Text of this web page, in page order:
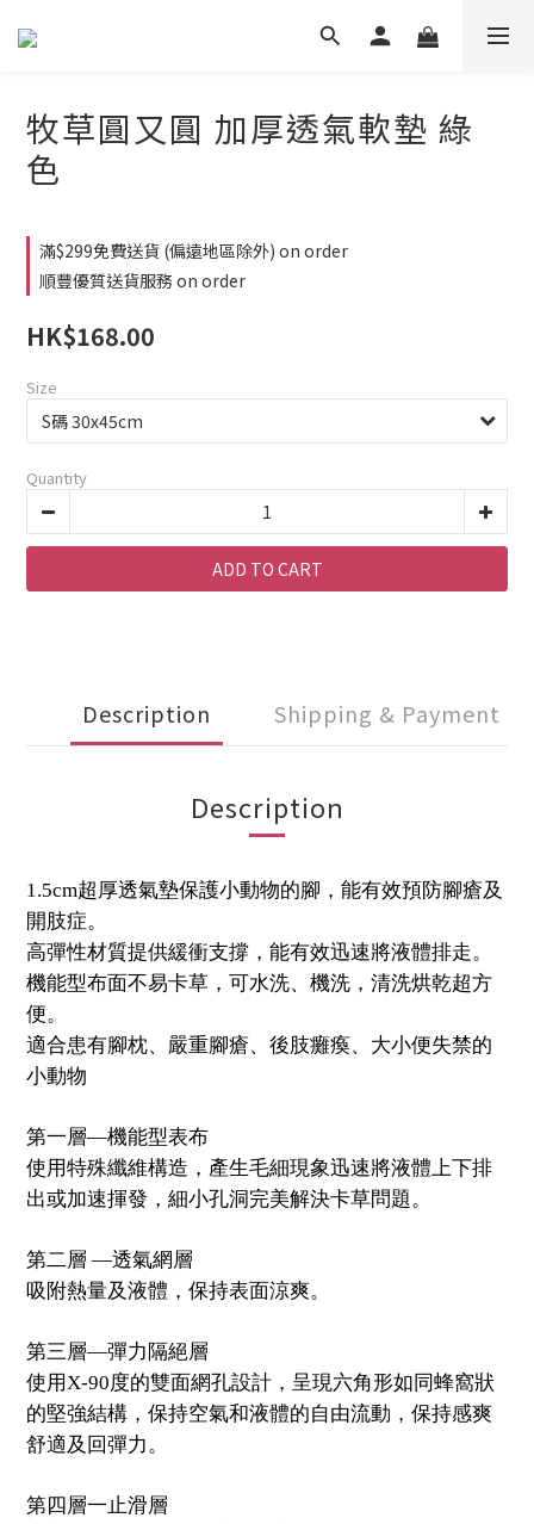
牧草圓又圓 加厚透氣軟墊 綠
色
滿$299免費送貨 (偏遠地區除外) on order
順豐優質送貨服務 on order
HK$168.00
Size
Quantity
ADD TO CART
Description Shipping & Payment
Description
1.5cm超厚透氣墊保護小動物的腳，能有效預防腳瘡及
開肢症。
高彈性材質提供緩衝支撐，能有效迅速將液體排走。
機能型布面不易卡草，可水洗、機洗，清洗烘乾超方
便。
適合患有腳枕、嚴重腳瘡、後肢癱瘓、大小便失禁的
小動物
第一層—機能型表布
使用特殊纖維構造，產生毛細現象迅速將液體上下排
出或加速揮發，細小孔洞完美解決卡草問題。
第二層 —透氣網層
吸附熱量及液體，保持表面涼爽。
第三層—彈力隔絕層
使用X-90度的雙面網孔設計，呈現六角形如同蜂窩狀
的堅強結構，保持空氣和液體的自由流動，保持感爽
舒適及回彈力。
第四層一止滑層